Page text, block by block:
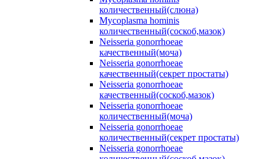
количественный(слюна)
Mycoplasma hominis
количественный(соскоб,мазок)
Neisseria gonorrhoeae
качественный(моча)
Neisseria gonorrhoeae
качественный(секрет простаты)
Neisseria gonorrhoeae
качественный(соскоб,мазок)
Neisseria gonorrhoeae
количественный(моча)
Neisseria gonorrhoeae
количественный(секрет простаты)
Neisseria gonorrhoeae